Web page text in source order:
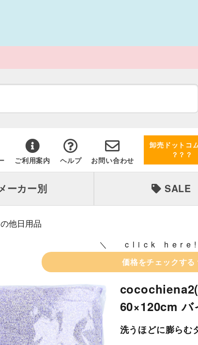
ご利用案内 ヘルプ お問い合わせ
卸売ドットコ
？？？
ーカー別 SALE
他日用品
click here!
価格をチェックする
60×120cm バ
洗うほどに膨らむ